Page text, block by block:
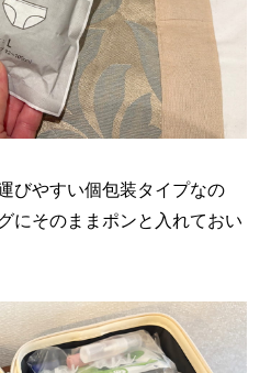
びやすい個包装タイプなの
にそのままポンと入れておい